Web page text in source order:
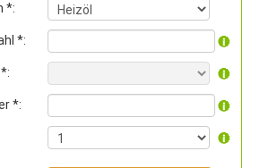
*:
*:
*: